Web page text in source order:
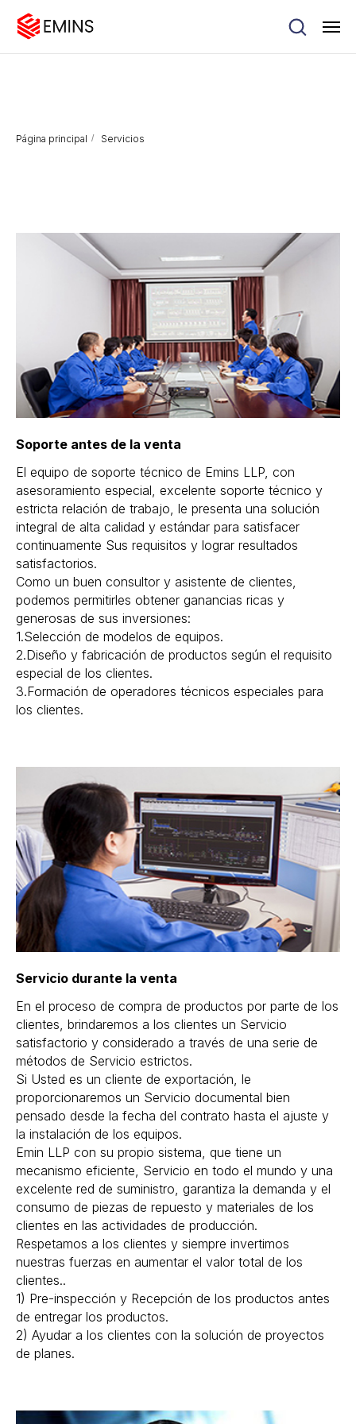
Página principal / Servicios
Soporte antes de la venta
El equipo de soporte técnico de Emins LLP, con
asesoramiento especial, excelente soporte técnico y
estricta relación de trabajo, le presenta una solución
integral de alta calidad y estándar para satisfacer
continuamente Sus requisitos y lograr resultados
satisfactorios.
Como un buen consultor y asistente de clientes,
podemos permitirles obtener ganancias ricas y
generosas de sus inversiones:
1.Selección de modelos de equipos.
2.Diseño y fabricación de productos según el requisito
especial de los clientes.
3.Formación de operadores técnicos especiales para
los clientes.
Servicio durante la venta
En el proceso de compra de productos por parte de los
clientes, brindaremos a los clientes un Servicio
satisfactorio y considerado a través de una serie de
métodos de Servicio estrictos.
Si Usted es un cliente de exportación, le
proporcionaremos un Servicio documental bien
pensado desde la fecha del contrato hasta el ajuste y
la instalación de los equipos.
Emin LLP con su propio sistema, que tiene un
mecanismo eficiente, Servicio en todo el mundo y una
excelente red de suministro, garantiza la demanda y el
consumo de piezas de repuesto y materiales de los
clientes en las actividades de producción.
Respetamos a los clientes y siempre invertimos
nuestras fuerzas en aumentar el valor total de los
clientes..
1) Pre-inspección y Recepción de los productos antes
de entregar los productos.
2) Ayudar a los clientes con la solución de proyectos
de planes.